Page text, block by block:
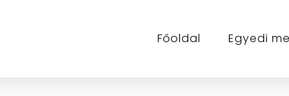
Főoldal Egyedi